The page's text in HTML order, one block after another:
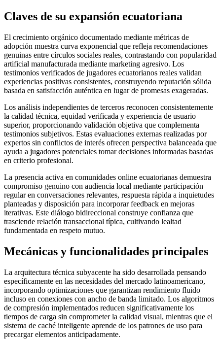
Claves de su expansión ecuatoriana
El crecimiento orgánico documentado mediante métricas de
adopción muestra curva exponencial que refleja recomendaciones
genuinas entre círculos sociales reales, contrastando con popularidad
artificial manufacturada mediante marketing agresivo. Los
testimonios verificados de jugadores ecuatorianos reales validan
experiencias positivas consistentes, construyendo reputación sólida
basada en satisfacción auténtica en lugar de promesas exageradas.
Los análisis independientes de terceros reconocen consistentemente
la calidad técnica, equidad verificada y experiencia de usuario
superior, proporcionando validación objetiva que complementa
testimonios subjetivos. Estas evaluaciones externas realizadas por
expertos sin conflictos de interés ofrecen perspectiva balanceada que
ayuda a jugadores potenciales tomar decisiones informadas basadas
en criterio profesional.
La presencia activa en comunidades online ecuatorianas demuestra
compromiso genuino con audiencia local mediante participación
regular en conversaciones relevantes, respuesta rápida a inquietudes
planteadas y disposición para incorporar feedback en mejoras
iterativas. Este diálogo bidireccional construye confianza que
trasciende relación transaccional típica, cultivando lealtad
fundamentada en respeto mutuo.
Mecánicas y funcionalidades principales
La arquitectura técnica subyacente ha sido desarrollada pensando
específicamente en las necesidades del mercado latinoamericano,
incorporando optimizaciones que garantizan rendimiento fluido
incluso en conexiones con ancho de banda limitado. Los algoritmos
de compresión implementados reducen significativamente los
tiempos de carga sin comprometer la calidad visual, mientras que el
sistema de caché inteligente aprende de los patrones de uso para
precargar elementos anticipadamente.